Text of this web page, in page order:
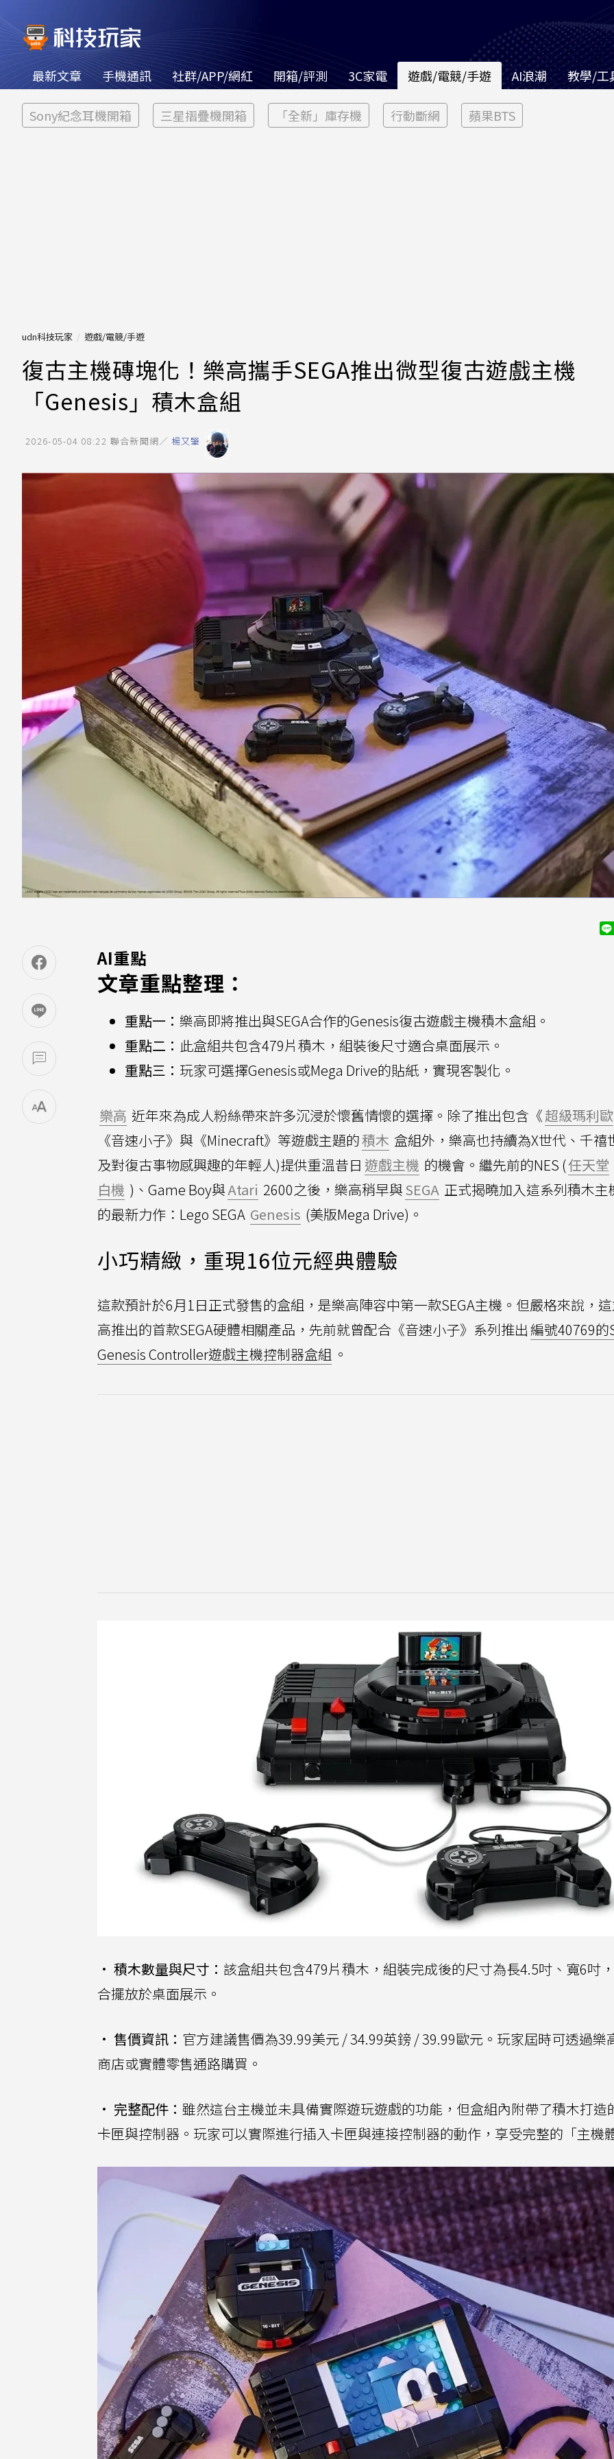
最新文章 手機通訊 社群/APP/網紅 開箱/評測 3C家電 遊戲/電競/手遊 AI浪潮 教學/工
Sony紀念耳機開箱 三星摺疊機開箱 「全新」庫存機 行動斷網 蘋果BTS
udn科技玩家 遊戲/電競/手遊
復古主機磚塊化！樂高攜手SEGA推出微型復古遊戲主機
「Genesis」積木盒組
2026-05-04 08:22 聯合新聞網／ 楊又肇
AI重點
文章重點整理：
重點一： 樂高即將推出與SEGA合作的Genesis復古遊戲主機積木盒組。
重點二： 此盒組共包含479片積木，組裝後尺寸適合桌面展示。
重點三： 玩家可選擇Genesis或Mega Drive的貼紙，實現客製化。
樂高 近年來為成人粉絲帶來許多沉浸於懷舊情懷的選擇。除了推出包含《超級瑪利歐
《音速小子》與《Minecraft》等遊戲主題的積木 盒組外，樂高也持續為X世代、千禧
及對復古事物感興趣的年輕人)提供重溫昔日 遊戲主機 的機會。繼先前的NES (任天堂
白機 )、Game Boy與Atari 2600之後，樂高稍早與SEGA 正式揭曉加入這系列積木主
的最新力作：Lego SEGA Genesis (美版Mega Drive)。
小巧精緻，重現16位元經典體驗
這款預計於6月1日正式發售的盒組，是樂高陣容中第一款SEGA主機。但嚴格來說，
高推出的首款SEGA硬體相關產品，先前就曾配合《音速小子》系列推出編號40769的
Genesis Controller遊戲主機控制器盒組 。
• 積木數量與尺寸： 該盒組共包含479片積木，組裝完成後的尺寸為長4.5吋、寬6吋
合擺放於桌面展示。
• 售價資訊： 官方建議售價為39.99美元 / 34.99英鎊 / 39.99歐元。玩家屆時可透過樂
商店或實體零售通路購買。
• 完整配件： 雖然這台主機並未具備實際遊玩遊戲的功能，但盒組內附帶了積木打造
卡匣與控制器。玩家可以實際進行插入卡匣與連接控制器的動作，享受完整的「主機